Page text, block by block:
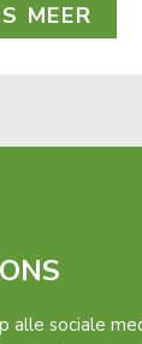
MEER
alle sociale